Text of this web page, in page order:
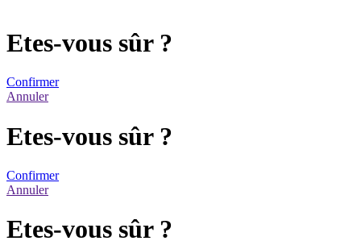
Etes-vous sûr ?
Confirmer
Annuler
Etes-vous sûr ?
Confirmer
Annuler
Etes-vous sûr ?